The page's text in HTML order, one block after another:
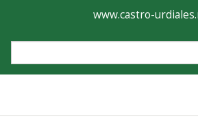
Ayuntamiento
de
Castro-
www.castro-